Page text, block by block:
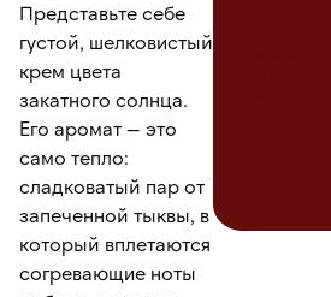
Представьте себе
густой, шелковистый
крем цвета
закатного солнца.
Его аромат — это
само тепло:
сладковатый пар от
запеченной тыквы, в
который вплетаются
согревающие ноты